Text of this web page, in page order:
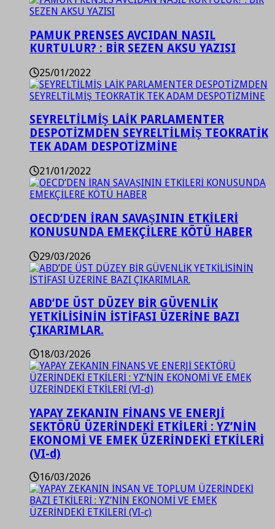
PAMUK PRENSES AVCIDAN NASIL
KURTULUR? : BİR SEZEN AKSU YAZISI
25/01/2022
SEYRELTİLMİŞ LAİK PARLAMENTER
DESPOTİZMDEN SEYRELTİLMİŞ TEOKRATİK
TEK ADAM DESPOTİZMİNE
21/01/2022
OECD’DEN İRAN SAVAŞININ ETKİLERİ
KONUSUNDA EMEKÇİLERE KÖTÜ HABER
29/03/2026
ABD’DE ÜST DÜZEY BİR GÜVENLİK
YETKİLİSİNİN İSTİFASI ÜZERİNE BAZI
ÇIKARIMLAR.
18/03/2026
YAPAY ZEKANIN FİNANS VE ENERJİ
SEKTÖRÜ ÜZERİNDEKİ ETKİLERİ : YZ’NİN
EKONOMİ VE EMEK ÜZERİNDEKİ ETKİLERİ
(VI-d)
16/03/2026